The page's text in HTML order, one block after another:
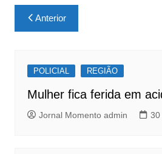
c
e
o
o
k
at
s
p
p
Navegação
de
Anterior
POLICIAL REGIÃO
Mulher fica ferida em
Jornal Momento admin 30